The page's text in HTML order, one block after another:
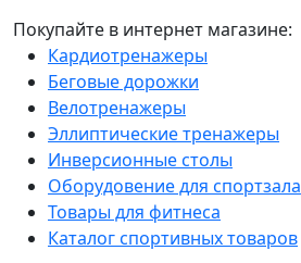
Покупайте в интернет магазине:
Кардиотренажеры
Беговые дорожки
Велотренажеры
Эллиптические тренажеры
Инверсионные столы
Оборудовение для спортзала
Товары для фитнеса
Каталог спортивных товаров